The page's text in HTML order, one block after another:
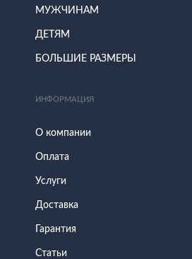
МУЖЧИНАМ
ДЕТЯМ
БОЛЬШИЕ РАЗМЕРЫ
ИНФОРМАЦИЯ
О компании
Оплата
Услуги
Доставка
Гарантия
Статьи